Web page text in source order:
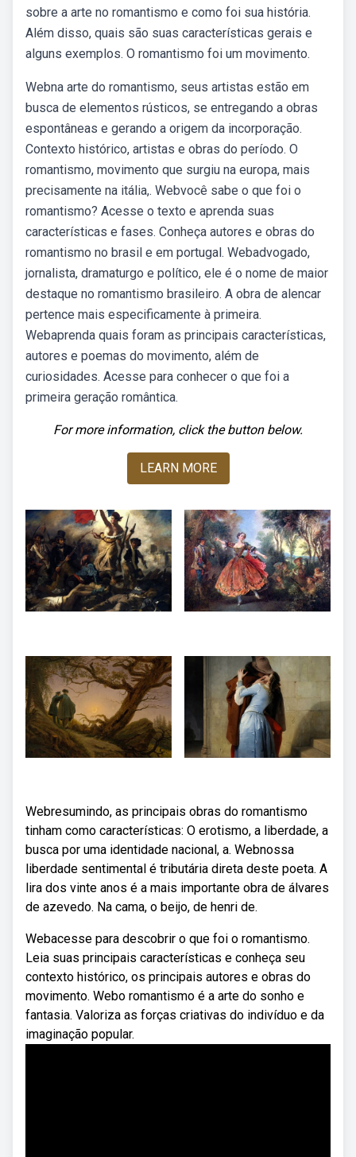
sobre a arte no romantismo e como foi sua história.
Além disso, quais são suas características gerais e
alguns exemplos. O romantismo foi um movimento.
Webna arte do romantismo, seus artistas estão em
busca de elementos rústicos, se entregando a obras
espontâneas e gerando a origem da incorporação.
Contexto histórico, artistas e obras do período. O
romantismo, movimento que surgiu na europa, mais
precisamente na itália,. Webvocê sabe o que foi o
romantismo? Acesse o texto e aprenda suas
características e fases. Conheça autores e obras do
romantismo no brasil e em portugal. Webadvogado,
jornalista, dramaturgo e político, ele é o nome de maior
destaque no romantismo brasileiro. A obra de alencar
pertence mais especificamente à primeira.
Webaprenda quais foram as principais características,
autores e poemas do movimento, além de
curiosidades. Acesse para conhecer o que foi a
primeira geração romântica.
For more information, click the button below.
LEARN MORE
Webresumindo, as principais obras do romantismo
tinham como características: O erotismo, a liberdade, a
busca por uma identidade nacional, a. Webnossa
liberdade sentimental é tributária direta deste poeta. A
lira dos vinte anos é a mais importante obra de álvares
de azevedo. Na cama, o beijo, de henri de.
Webacesse para descobrir o que foi o romantismo.
Leia suas principais características e conheça seu
contexto histórico, os principais autores e obras do
movimento. Webo romantismo é a arte do sonho e
fantasia. Valoriza as forças criativas do indivíduo e da
imaginação popular.